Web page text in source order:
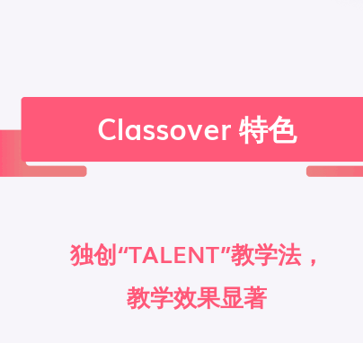
Classover 特色
独创“TALENT”教学法，
教学效果显著